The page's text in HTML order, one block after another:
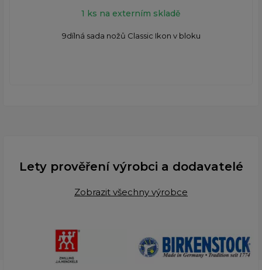
1 ks na externím skladě
9dílná sada nožů Classic Ikon v bloku
Lety prověření výrobci a dodavatelé
Zobrazit všechny výrobce